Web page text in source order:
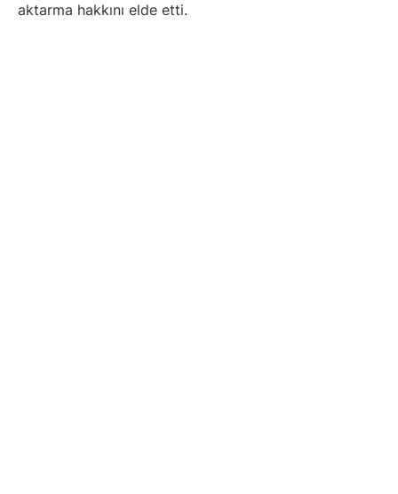
aktarma hakkını elde etti.